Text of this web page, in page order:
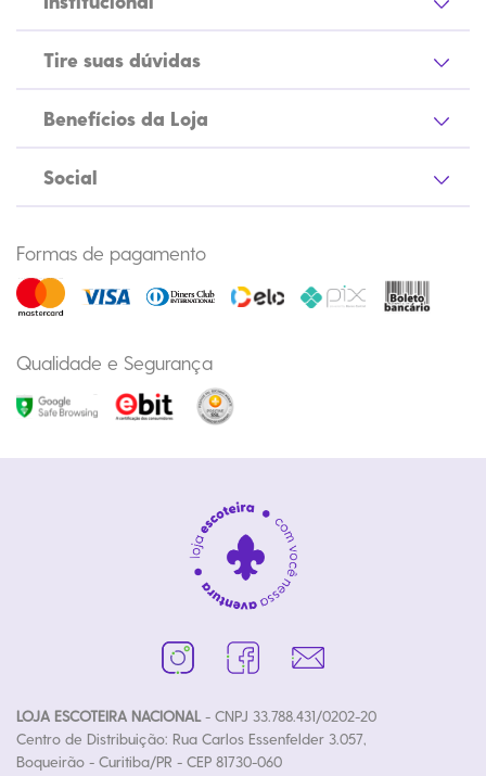
Tire suas dúvidas
Benefícios da Loja
Social
Formas de pagamento
Qualidade e Segurança
LOJA ESCOTEIRA NACIONAL- CNPJ 33.788.431/0202-20
Centro de Distribuição: Rua Carlos Essenfelder 3.057,
Boqueirão - Curitiba/PR - CEP 81730-060